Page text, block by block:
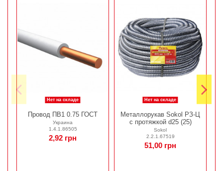
Нет на складе
Провод ПВ1 0.75 ГОСТ
Украина
1.4.1.86505
2,92 грн
Нет на складе
Металлорукав Sokol РЗ-Ц
c протяжкой d25 (25)
Sokol
2.2.1.67519
51,00 грн